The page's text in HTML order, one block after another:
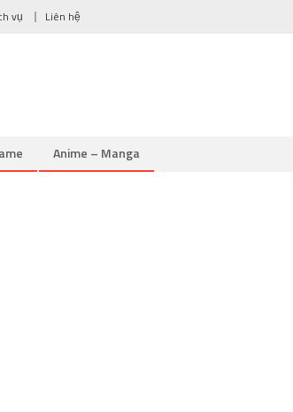
vụ Liên hệ
Anime – Manga